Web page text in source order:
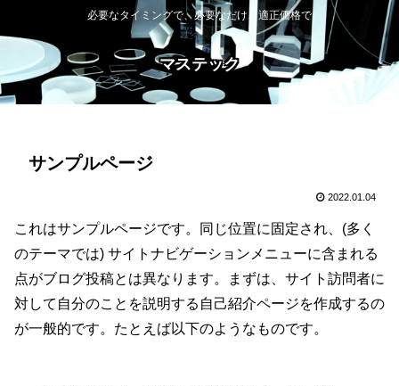
必要なタイミングで、必要なだけ、適正価格で
マステック
サンプルページ
2022.01.04
これはサンプルページです。同じ位置に固定され、(多く
のテーマでは) サイトナビゲーションメニューに含まれる
点がブログ投稿とは異なります。まずは、サイト訪問者に
対して自分のことを説明する自己紹介ページを作成するの
が一般的です。たとえば以下のようなものです。